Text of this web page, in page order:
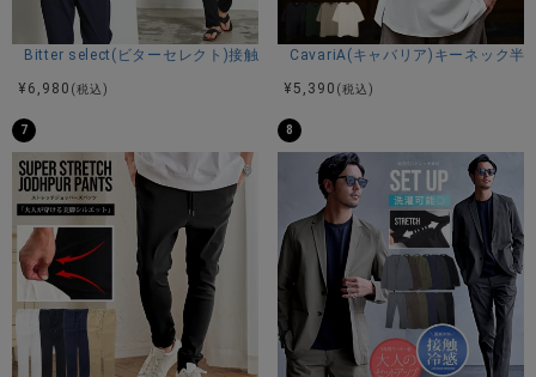
Bitter select(ビターセレクト)接触冷感スーパーストレッチバンドカラー
¥ 6,980 (税込)
CavariA(キャバリア)キーネック半
¥ 5,390 (税込)
7 8